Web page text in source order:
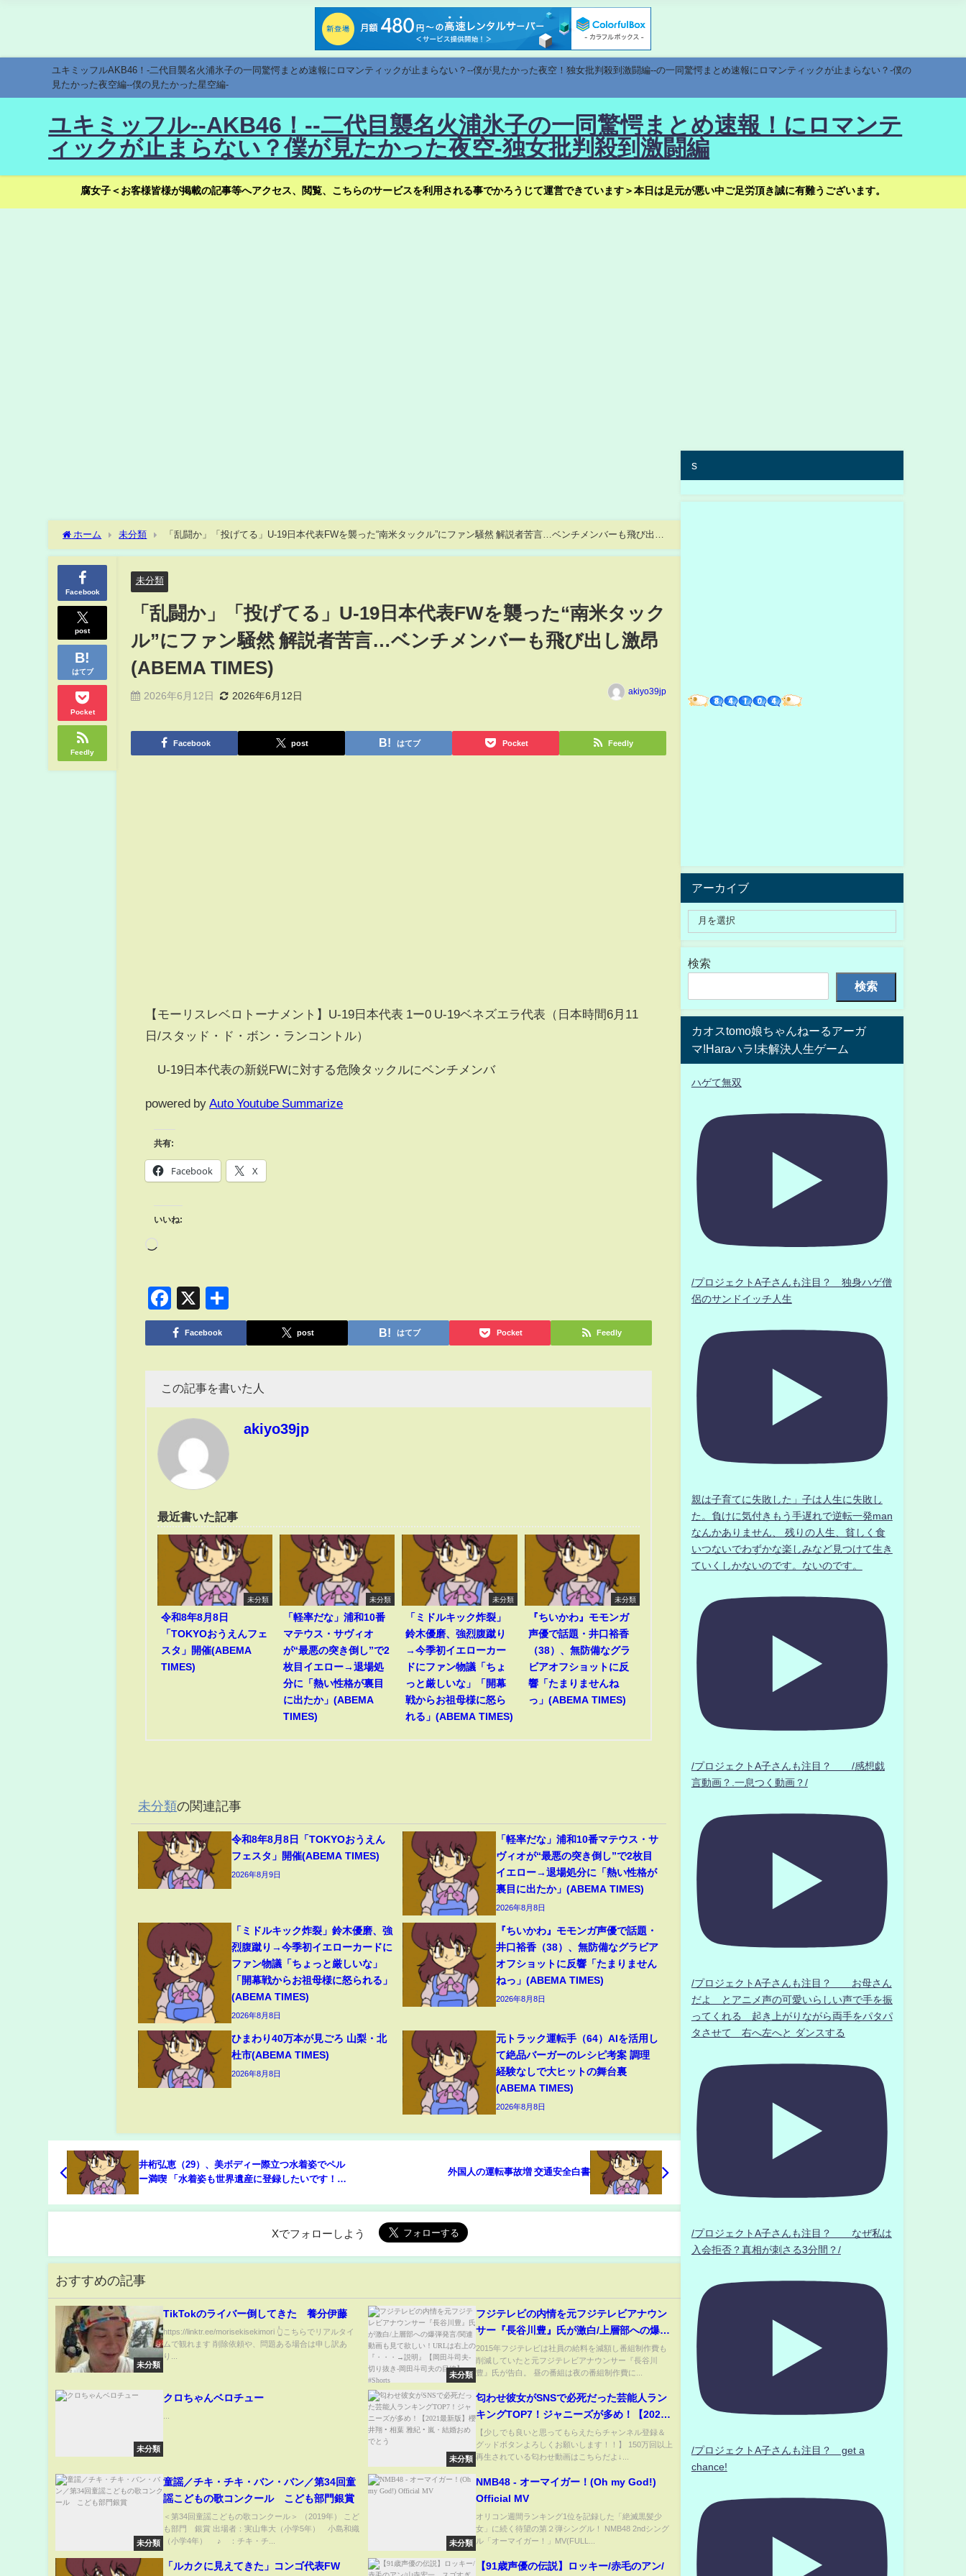
ユキミッフルAKB46！-二代目襲名火浦氷子の一同驚愕まとめ速報にロマンティックが止まらない？--僕が見たかった夜空！独女批判殺到激闘編--の一同驚愕まとめ速報にロマンティックが止まらない？-僕の
見たかった夜空編--僕の見たかった星空編-
ユキミッフル--AKB46！--二代目襲名火浦氷子の一同驚愕まとめ速報！にロマンテ
ィックが止まらない？僕が見たかった夜空-独女批判殺到激闘編
腐女子＜お客様皆様が掲載の記事等へアクセス、閲覧、こちらのサービスを利用される事でかろうじて運営できています＞本日は足元が悪い中ご足労頂き誠に有難うございます。
ホーム 未分類
「乱闘か」「投げてる」U-19日本代表FWを襲った“南米タックル”にファン騒然 解説者苦言…ベンチメンバーも飛び出し
激昂(ABEMA TIMES)
Facebook
post
はてブ
Pocket
Feedly
未分類
「乱闘か」「投げてる」U-19日本代表FWを襲った“南米タック
ル”にファン騒然 解説者苦言…ベンチメンバーも飛び出し激昂
(ABEMA TIMES)
2026年6月12日 2026年6月12日 akiyo39jp
Facebook post はてブ Pocket Feedly
【モーリスレベロトーナメント】U-19日本代表 1ー0 U-19ベネズエラ代表（日本時間6月11
日/スタッド・ド・ボン・ランコントル）
U-19日本代表の新鋭FWに対する危険タックルにベンチメンバ
powered by Auto Youtube Summarize
共有:
Facebook X
いいね:
Facebook
X
有
Facebook post はてブ Pocket Feedly
この記事を書いた人
akiyo39jp
最近書いた記事
未分類
令和8年8月8日
「TOKYOおうえんフェ
スタ」開催(ABEMA
TIMES)
未分類
「軽率だな」浦和10番
マテウス・サヴィオ
が“最悪の突き倒し”で2
枚目イエロー→退場処
分に「熱い性格が裏目
に出たか」(ABEMA
TIMES)
未分類
「ミドルキック炸裂」
鈴木優磨、強烈腹蹴り
→今季初イエローカー
ドにファン物議「ちょ
っと厳しいな」「開幕
戦からお祖母様に怒ら
れる」(ABEMA TIMES)
未分類
『ちいかわ』モモンガ
声優で話題・井口裕香
（38）、無防備なグラ
ビアオフショットに反
響「たまりませんね
っ」(ABEMA TIMES)
未分類の関連記事
令和8年8月8日「TOKYOおうえん
フェスタ」開催(ABEMA TIMES)
2026年8月9日
「軽率だな」浦和10番マテウス・サ
ヴィオが“最悪の突き倒し”で2枚目
イエロー→退場処分に「熱い性格が
裏目に出たか」(ABEMA TIMES)
2026年8月8日
「ミドルキック炸裂」鈴木優磨、強
烈腹蹴り→今季初イエローカードに
ファン物議「ちょっと厳しいな」
「開幕戦からお祖母様に怒られる」
(ABEMA TIMES)
2026年8月8日
『ちいかわ』モモンガ声優で話題・
井口裕香（38）、無防備なグラビア
オフショットに反響「たまりません
ねっ」(ABEMA TIMES)
2026年8月8日
ひまわり40万本が見ごろ 山梨・北
杜市(ABEMA TIMES)
2026年8月8日
元トラック運転手（64）AIを活用し
て絶品バーガーのレシピ考案 調理
経験なしで大ヒットの舞台裏
(ABEMA TIMES)
2026年8月8日
井桁弘恵（29）、美ボディー際立つ水着姿でペル
ー満喫 「水着姿も世界遺産に登録したいです！」
外国人の運転事故増 交通安全白書
Xでフォローしよう
おすすめの記事
未分類
TikTokのライバー倒してきた 養分伊藤
https://linktr.ee/morisekisekimori 👆こちらでリアルタイ
ムで観れます 削除依頼や、問題ある場合は申し訳あ
り...
未分類
フジテレビの内情を元フジテレビアナウン
サー『長谷川豊』氏が激白/上層部への爆弾
発言/関連動画も見て欲しい！URLは右上の
『・・・→説明』【岡田斗司夫-切り抜き-
岡田斗司夫の目線】 #Shorts
2015年フジテレビは社員の給料を減額し番組制作費も
削減していたと元フジテレビアナウンサー『長谷川
豊』氏が告白。 昼の番組は夜の番組制作費に...
未分類
クロちゃんベロチュー
未分類
匂わせ彼女がSNSで必死だった芸能人ラン
キングTOP7！ジャニーズが多め！【2021
最新版】櫻井翔 • 相葉 雅紀 • 嵐・結婚おめ
でとう
【少しでも良いと思ってもらえたらチャンネル登録＆
グッドボタンよろしくお願いします！！】 150万回以上
再生されている匂わせ動画はこちらだよ↓...
未分類
童謡／チキ・チキ・バン・バン／第34回童
謡こどもの歌コンクール こども部門銀賞
＜第34回童謡こどもの歌コンクール＞ （2019年） こど
も部門 銀賞 出場者：実山隼大（小学5年） 小島和織
（小学4年） ♪ ：チキ・チ...
未分類
NMB48 - オーマイガー！(Oh my God!)
Official MV
オリコン週間ランキング1位を記録した「絶滅黒髪少
女」に続く待望の第２弾シングル！ NMB48 2ndシング
ル「オーマイガー！」MV(FULL...
「ルカクに見えてきた」コンゴ代表FW 【91歳声優の伝説】ロッキー/赤毛のアン/
s
アーカイブ
検索
検索
カオスtomo娘ちゃんねーるアーガ
マ!Haraハラ!未解決人生ゲーム
ハゲて無双
/プロジェクトA子さんも注目？ 独身ハゲ僧
侶のサンドイッチ人生
親は子育てに失敗した」子は人生に失敗し
た。負けに気付きもう手遅れで逆転一発man
なんかありません、 残りの人生、貧しく食
いつないでわずかな楽しみなど見つけて生き
ていくしかないのです。ないのです。
/プロジェクトA子さんも注目？ /感想戯
言動画？.一息つく動画？/
/プロジェクトA子さんも注目？ お母さん
だよ とアニメ声の可愛いらしい声で手を振
ってくれる 起き上がりながら両手をパタパ
タさせて 右へ左へと ダンスする
/プロジェクトA子さんも注目？ なぜ私は
入会拒否？真相が刺さる3分間？/
/プロジェクトA子さんも注目？ get a
chance!